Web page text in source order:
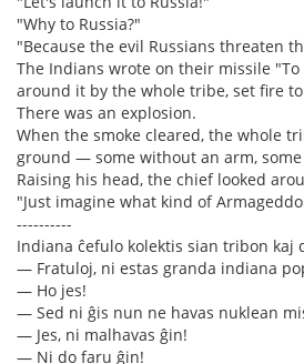
"Why to Russia?"
"Because the evil Russians threaten
The Indians wrote on their missile "To
around it by the whole tribe, set fire
There was an explosion.
When the smoke cleared, the whole
ground — some without an arm,
Raising his head, the chief looked
"Just imagine what kind of
----------
Indiana ĉefulo kolektis sian tribon kaj
— Fratuloj, ni estas granda indiana
— Ho jes!
— Sed ni ĝis nun ne havas nuklean
— Jes, ni malhavas ĝin!
— Ni do faru ĝin!